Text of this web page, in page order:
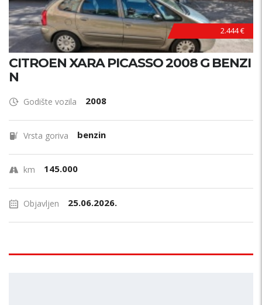
2.444 €
CITROEN XARA PICASSO 2008 G BENZI
N
Godište vozila 2008
Vrsta goriva benzin
km 145.000
Objavljen 25.06.2026.